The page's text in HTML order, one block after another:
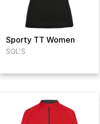
Sporty TT Women
SOL'S